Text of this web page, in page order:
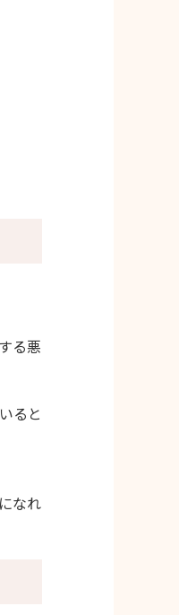
る悪
ると
なれ